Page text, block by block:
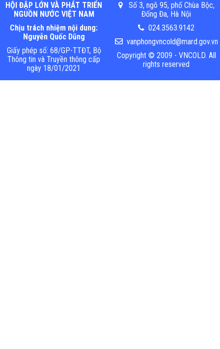
HỘI ĐẬP LỚN VÀ PHÁT TRIỂN
NGUỒN NƯỚC VIỆT NAM
Chịu trách nhiệm nội dung:
Nguyễn Quốc Dũng
Giấy phép số: 68/GP-TTĐT, Bộ
Thông tin và Truyền thông cấp
ngày 18/01/2021
Số 3, ngõ 95, phố Chùa Bộc,
Đống Đa, Hà Nội
024.3563.9142
vanphongvncold@mard.gov.vn
Copyright © 2009 - VNCOLD. All
rights reserved